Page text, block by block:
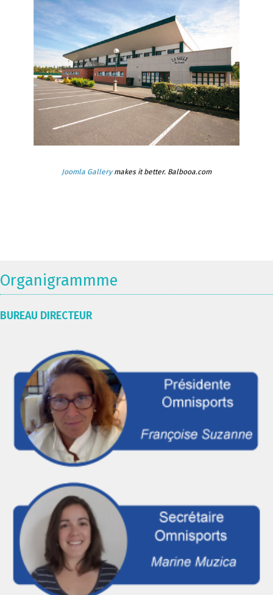
Joomla Gallerymakes it better. Balbooa.com
Organigrammme
BUREAU DIRECTEUR